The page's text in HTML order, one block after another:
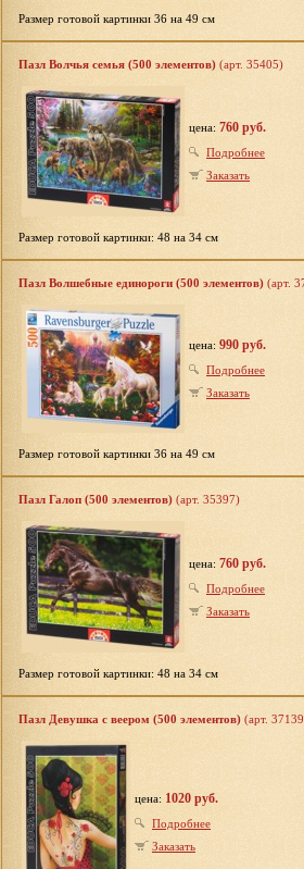
Размер готовой картинки 36 на 49 см
Пазл Волчья семья (500 элементов) (арт. 35405)
цена: 760 руб.
Подробнее
Заказать
Размер готовой картинки: 48 на 34 см
Пазл Волшебные единороги (500 элементов) (арт.
цена: 990 руб.
Подробнее
Заказать
Размер готовой картинки 36 на 49 см
Пазл Галоп (500 элементов) (арт. 35397)
цена: 760 руб.
Подробнее
Заказать
Размер готовой картинки: 48 на 34 см
Пазл Девушка с веером (500 элементов) (арт.
цена: 1020 руб.
Подробнее
Заказать